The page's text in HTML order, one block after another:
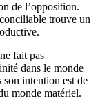
de l’opposition.
trouve un
fait pas
dans le monde
intention est de
monde matériel.